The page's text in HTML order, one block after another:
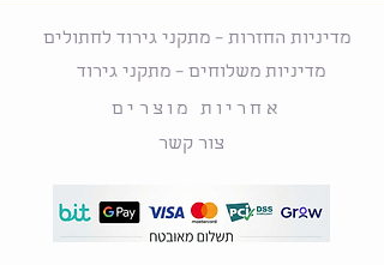
מדיניות החזרות – מתקני גירוד לחתולים
מדיניות משלוחים – מתקני גירוד
אחריות מוצרים
צור קשר